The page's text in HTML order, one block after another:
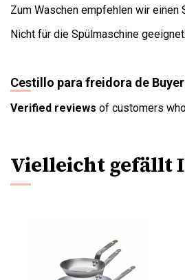
Zum Waschen empfehlen wir einen
Nicht für die Spülmaschine geeignet.
Cestillo para freidora de Buyer
Verified reviews of customers
Vielleicht gefällt